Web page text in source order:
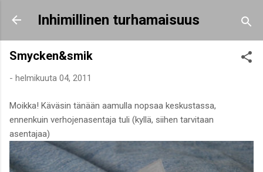
Siirry pääsisältöön
Inhimillinen turhamaisuus
Smycken&smik
- helmikuuta 04, 2011
Moikka! Käväsin tänään aamulla nopsaa keskustassa,
ennenkuin verhojenasentaja tuli (kyllä, siihen tarvitaan
asentajaa)